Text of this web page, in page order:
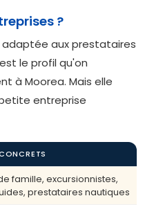
?
aux prestataires
le profil qu'on
à Moorea. Mais elle
entreprise
famille, excursionnistes,
prestataires nautiques